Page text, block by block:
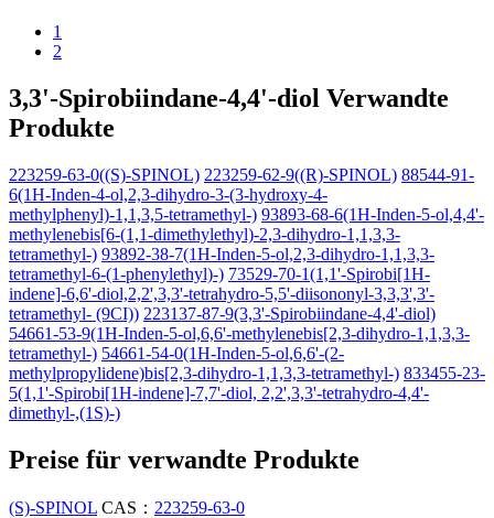
1
2
3,3'-Spirobiindane-4,4'-diol Verwandte
Produkte
223259-63-0((S)-SPINOL) 223259-62-9((R)-SPINOL) 88544-91-
6(1H-Inden-4-ol,2,3-dihydro-3-(3-hydroxy-4-
methylphenyl)-1,1,3,5-tetramethyl-) 93893-68-6(1H-Inden-5-ol,4,4'-
methylenebis[6-(1,1-dimethylethyl)-2,3-dihydro-1,1,3,3-
tetramethyl-) 93892-38-7(1H-Inden-5-ol,2,3-dihydro-1,1,3,3-
tetramethyl-6-(1-phenylethyl)-) 73529-70-1(1,1'-Spirobi[1H-
indene]-6,6'-diol,2,2',3,3'-tetrahydro-5,5'-diisononyl-3,3,3',3'-
tetramethyl- (9CI)) 223137-87-9(3,3'-Spirobiindane-4,4'-diol)
54661-53-9(1H-Inden-5-ol,6,6'-methylenebis[2,3-dihydro-1,1,3,3-
tetramethyl-) 54661-54-0(1H-Inden-5-ol,6,6'-(2-
methylpropylidene)bis[2,3-dihydro-1,1,3,3-tetramethyl-) 833455-23-
5(1,1'-Spirobi[1H-indene]-7,7'-diol, 2,2',3,3'-tetrahydro-4,4'-
dimethyl-,(1S)-)
Preise für verwandte Produkte
(S)-SPINOL CAS： 223259-63-0